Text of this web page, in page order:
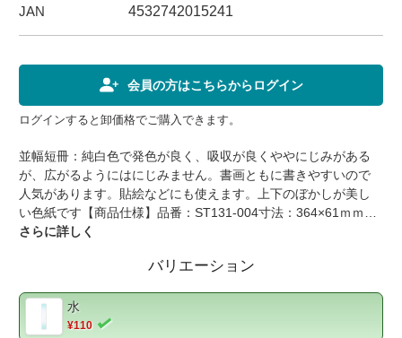
JAN 4532742015241
会員の方はこちらからログイン
ログインすると卸価格でご購入できます。
並幅短冊：純白色で発色が良く、吸収が良くややにじみがある
が、広がるようにはにじみません。書画ともに書きやすいので
人気があります。貼絵などにも使えます。上下のぼかしが美し
い色紙です【商品仕様】品番：ST131-004寸法：364×61ｍｍ内
容：10枚素材：画仙紙筋目入個装：10枚OPP袋入り包装：-備
さらに詳しく
バリエーション
水
¥110